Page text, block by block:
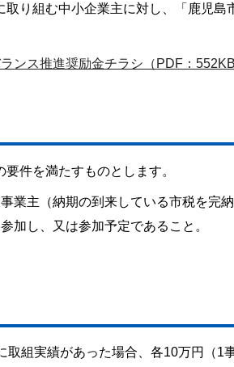
取り組む中小企業主に対し、「鹿児島
ンス推進奨励金チラシ（PDF：552KB
件を満たすものとします。
業主（納期の到来している市税を完
加し、又は参加予定であること。
取組実績があった場合、各10万円（1